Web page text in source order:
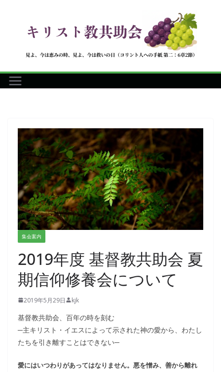
へ
ス
集会案内
2019年度 基督教共助会 夏
期信仰修養会について
2019年5月29日 kjk
基督教共助会、百年の時を刻む
─主キリスト・イエスによって示された神の愛から、わたし
たちを引き離すことはできない─
愛にはいつわりがあってはなりません。悪を憎み、善から離れ